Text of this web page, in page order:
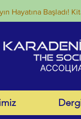
Hayatına